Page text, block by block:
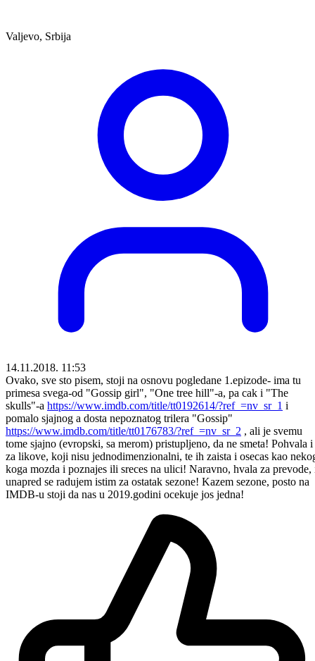
Valjevo, Srbija
14.11.2018. 11:53
Ovako, sve sto pisem, stoji na osnovu pogledane 1.epizode- ima tu
primesa svega-od "Gossip girl", "One tree hill"-a, pa cak i "The
skulls"-a https://www.imdb.com/title/tt0192614/?ref_=nv_sr_1 i
pomalo sjajnog a dosta nepoznatog trilera "Gossip"
https://www.imdb.com/title/tt0176783/?ref_=nv_sr_2 , ali je svemu
tome sjajno (evropski, sa merom) pristupljeno, da ne smeta! Pohvala i
za likove, koji nisu jednodimenzionalni, te ih zaista i osecas kao
koga mozda i poznajes ili sreces na ulici! Naravno, hvala za prevode,
unapred se radujem istim za ostatak sezone! Kazem sezone, posto na
IMDB-u stoji da nas u 2019.godini ocekuje jos jedna!